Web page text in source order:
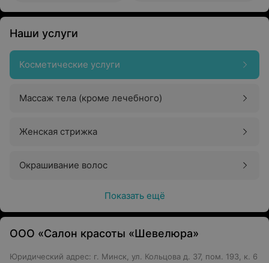
Наши услуги
Косметические услуги
Массаж тела (кроме лечебного)
Женская стрижка
Окрашивание волос
Показать ещё
ООО «Салон красоты «Шевелюра»
Юридический адрес: г. Минск, ул. Кольцова д. 37, пом. 193, к. 6